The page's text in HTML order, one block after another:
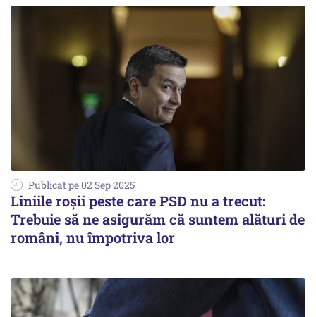
Publicat pe 02 Sep 2025
Liniile roșii peste care PSD nu a trecut:
Trebuie să ne asigurăm că suntem alături de
români, nu împotriva lor